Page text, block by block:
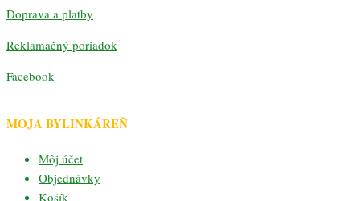
Doprava a platby
Reklamačný poriadok
Facebook
MOJA BYLINKÁREŇ
Môj účet
Objednávky
Košík